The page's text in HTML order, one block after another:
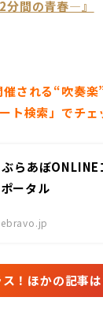
分間の青春—』
催される“吹奏
ト検索」でチェ
らあぼONLINE
ータル
！ほかの記事